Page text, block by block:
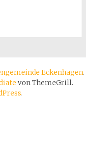
Eckenhagen.
von ThemeGrill.
.